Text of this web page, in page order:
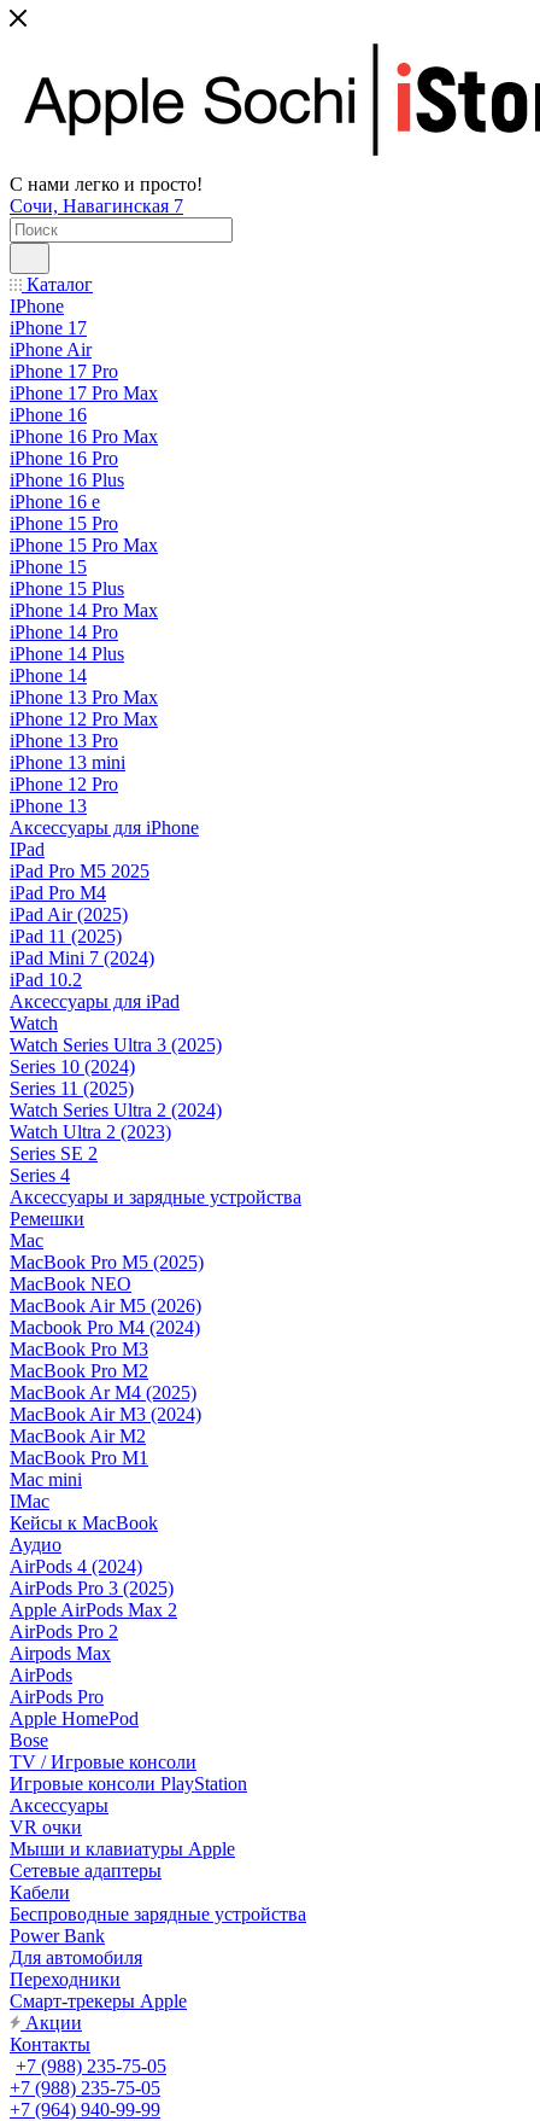
С нами легко и просто!
Сочи, Навагинская 7
Каталог
IPhone
iPhone 17
iPhone Air
iPhone 17 Pro
iPhone 17 Pro Max
iPhone 16
iPhone 16 Pro Max
iPhone 16 Pro
iPhone 16 Plus
iPhone 16 e
iPhone 15 Pro
iPhone 15 Pro Max
iPhone 15
iPhone 15 Plus
iPhone 14 Pro Max
iPhone 14 Pro
iPhone 14 Plus
iPhone 14
iPhone 13 Pro Max
iPhone 12 Pro Max
iPhone 13 Pro
iPhone 13 mini
iPhone 12 Pro
iPhone 13
Аксессуары для iPhone
IPad
iPad Pro M5 2025
iPad Pro M4
iPad Air (2025)
iPad 11 (2025)
iPad Mini 7 (2024)
iPad 10.2
Аксессуары для iPad
Watch
Watch Series Ultra 3 (2025)
Series 10 (2024)
Series 11 (2025)
Watch Series Ultra 2 (2024)
Watch Ultra 2 (2023)
Series SE 2
Series 4
Аксессуары и зарядные устройства
Ремешки
Mac
MacBook Pro M5 (2025)
MacBook NEO
MacBook Air M5 (2026)
Macbook Pro M4 (2024)
MacBook Pro M3
MacBook Pro M2
MacBook Ar M4 (2025)
MacBook Air M3 (2024)
MacBook Air M2
MacBook Pro M1
Mac mini
IMac
Кейсы к MacBook
Аудио
AirPods 4 (2024)
AirPods Pro 3 (2025)
Apple AirPods Max 2
AirPods Pro 2
Airpods Max
AirPods
AirPods Pro
Apple HomePod
Bose
TV / Игровые консоли
Игровые консоли PlayStation
Аксессуары
VR очки
Мыши и клавиатуры Apple
Сетевые адаптеры
Кабели
Беспроводные зарядные устройства
Power Bank
Для автомобиля
Переходники
Смарт-трекеры Apple
Акции
Контакты
+7 (988) 235-75-05
+7 (988) 235-75-05
+7 (964) 940-99-99